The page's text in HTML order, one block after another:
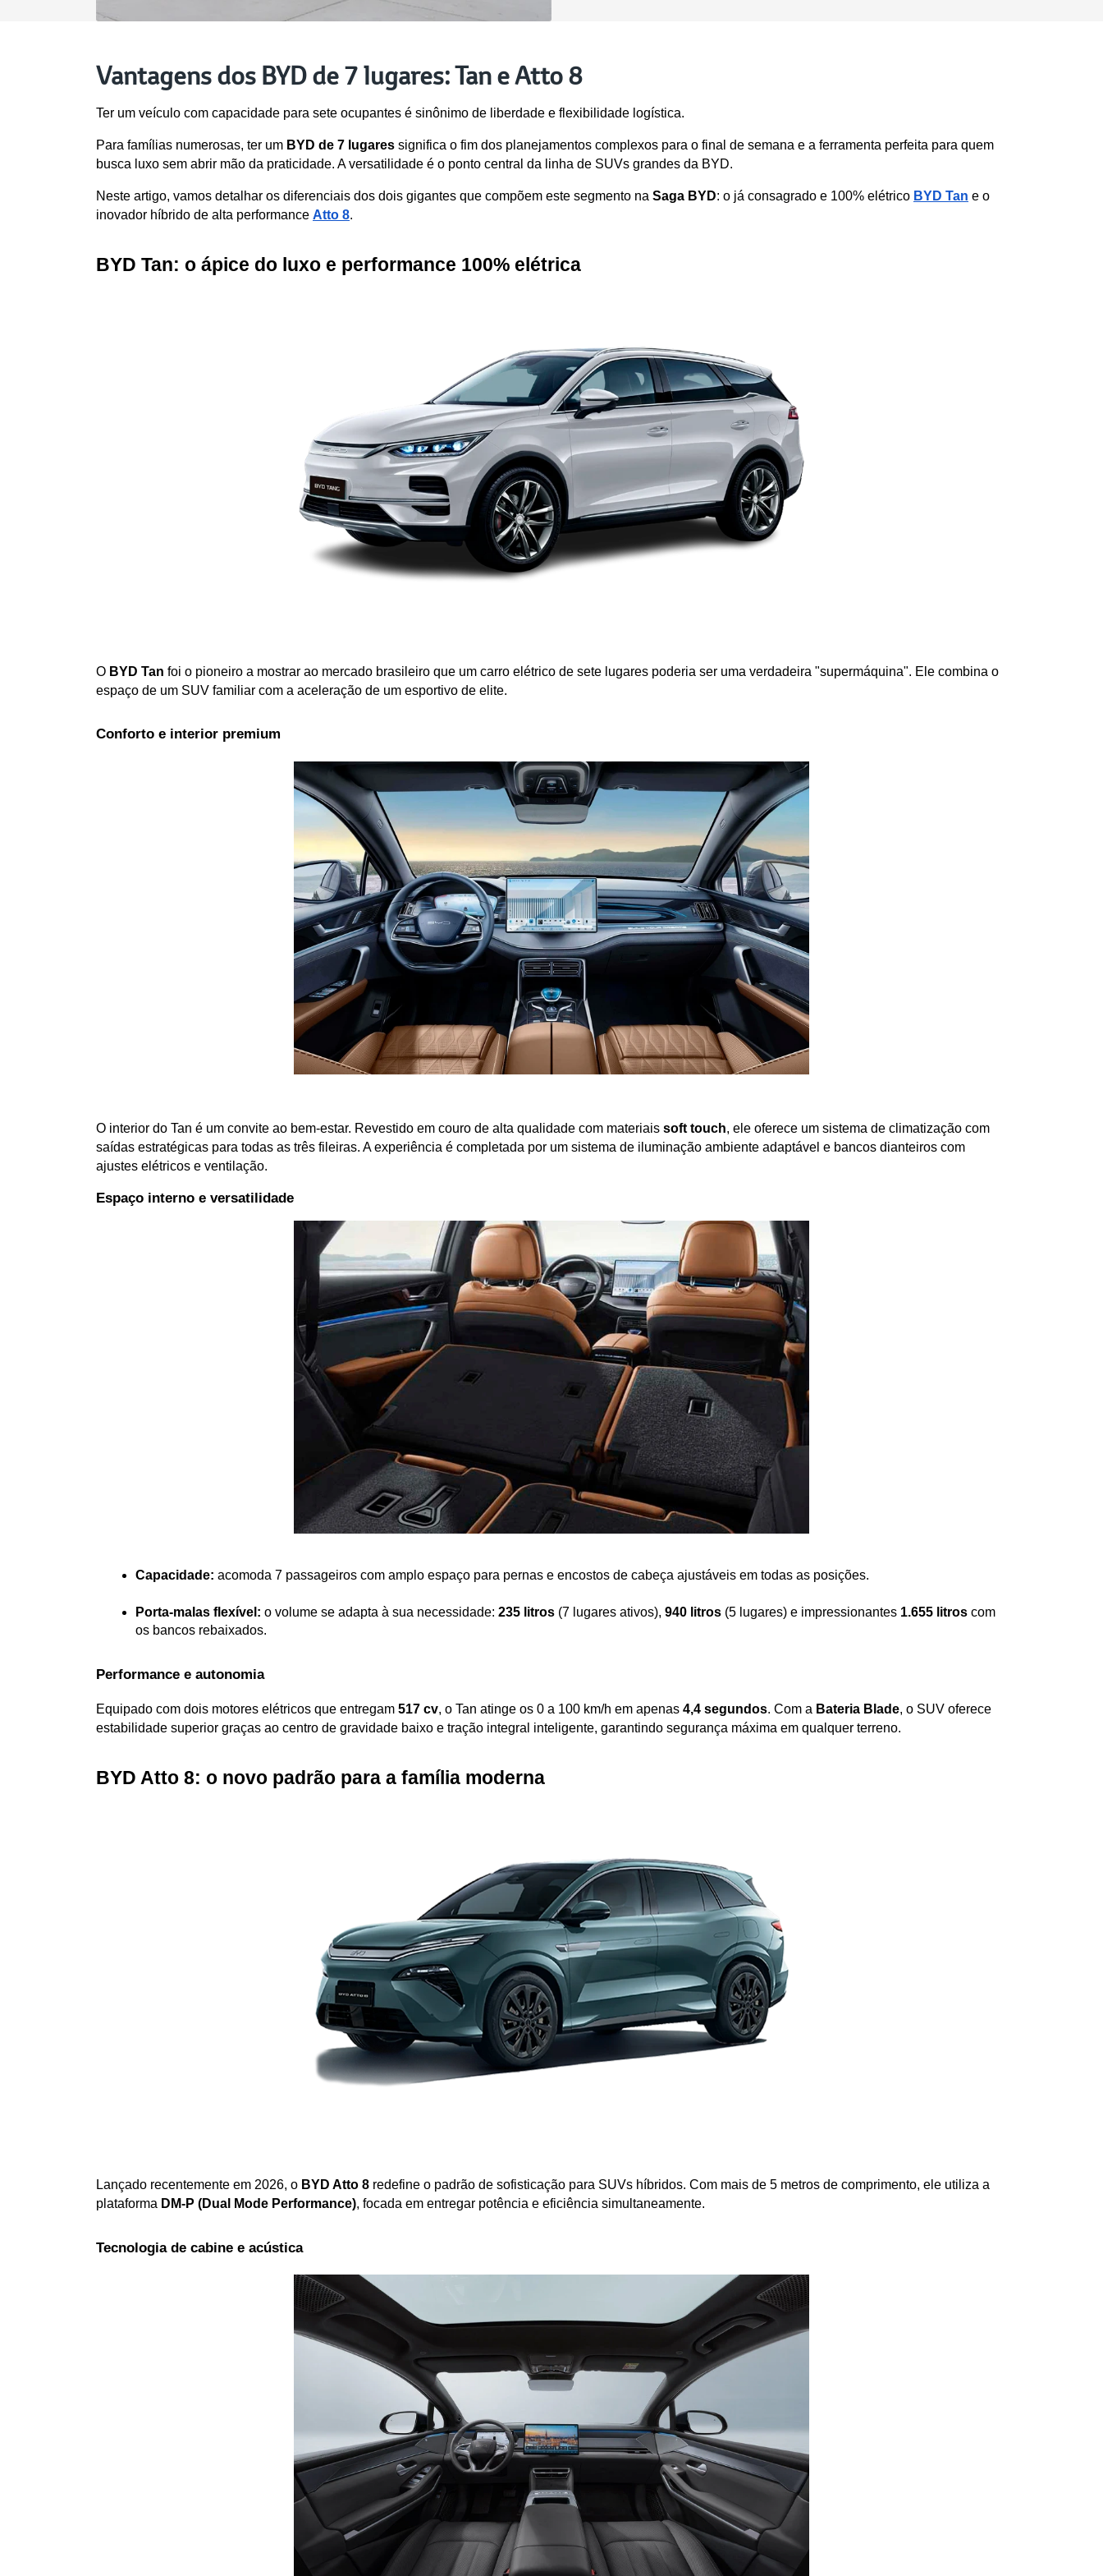
Vantagens dos BYD de 7 lugares: Tan e Atto 8
Ter um veículo com capacidade para sete ocupantes é sinônimo de liberdade e flexibilidade logística.
Para famílias numerosas, ter um BYD de 7 lugares significa o fim dos planejamentos complexos para o final de semana e a ferramenta perfeita para quem
busca luxo sem abrir mão da praticidade. A versatilidade é o ponto central da linha de SUVs grandes da BYD.
Neste artigo, vamos detalhar os diferenciais dos dois gigantes que compõem este segmento na Saga BYD: o já consagrado e 100% elétrico BYD Tan e o
inovador híbrido de alta performance Atto 8.
BYD Tan: o ápice do luxo e performance 100% elétrica
O BYD Tan foi o pioneiro a mostrar ao mercado brasileiro que um carro elétrico de sete lugares poderia ser uma verdadeira "supermáquina". Ele combina o
espaço de um SUV familiar com a aceleração de um esportivo de elite.
Conforto e interior premium
O interior do Tan é um convite ao bem-estar. Revestido em couro de alta qualidade com materiais soft touch, ele oferece um sistema de climatização com
saídas estratégicas para todas as três fileiras. A experiência é completada por um sistema de iluminação ambiente adaptável e bancos dianteiros com
ajustes elétricos e ventilação.
Espaço interno e versatilidade
Capacidade: acomoda 7 passageiros com amplo espaço para pernas e encostos de cabeça ajustáveis em todas as posições.
Porta-malas flexível: o volume se adapta à sua necessidade: 235 litros (7 lugares ativos), 940 litros (5 lugares) e impressionantes 1.655 litros com
os bancos rebaixados.
Performance e autonomia
Equipado com dois motores elétricos que entregam 517 cv, o Tan atinge os 0 a 100 km/h em apenas 4,4 segundos. Com a Bateria Blade, o SUV oferece
estabilidade superior graças ao centro de gravidade baixo e tração integral inteligente, garantindo segurança máxima em qualquer terreno.
BYD Atto 8: o novo padrão para a família moderna
Lançado recentemente em 2026, o BYD Atto 8 redefine o padrão de sofisticação para SUVs híbridos. Com mais de 5 metros de comprimento, ele utiliza a
plataforma DM-P (Dual Mode Performance), focada em entregar potência e eficiência simultaneamente.
Tecnologia de cabine e acústica